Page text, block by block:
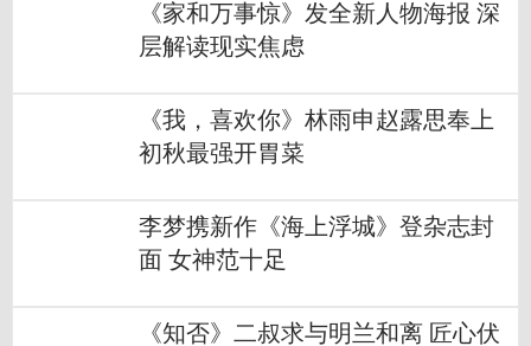
《家和万事惊》发全新人物海报 深
层解读现实焦虑
《我，喜欢你》林雨申赵露思奉上
初秋最强开胃菜
李梦携新作《海上浮城》登杂志封
面 女神范十足
《知否》二叔求与明兰和离 匠心伏